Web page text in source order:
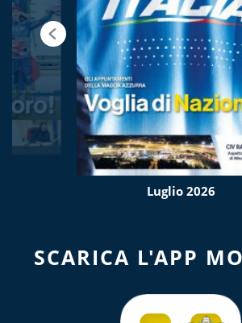
Luglio 2026
SCARICA L'APP